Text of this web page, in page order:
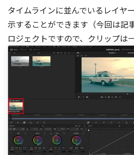
タイムラインに並んでいるレイヤ
示することができます（今回は記
ロジェクトですので、クリップは